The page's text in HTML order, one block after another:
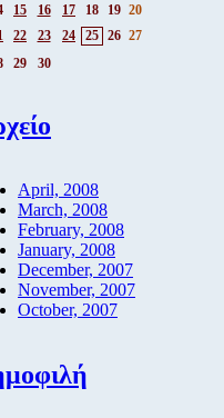
15 16 17 18 19 20
22 23 24 25 26 27
29 30
April, 2008
March, 2008
February, 2008
January, 2008
December, 2007
November, 2007
October, 2007